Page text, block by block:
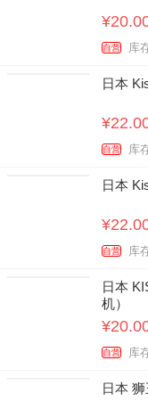
自营
日本
自营
日本
自营
日本
机）
自营
日本